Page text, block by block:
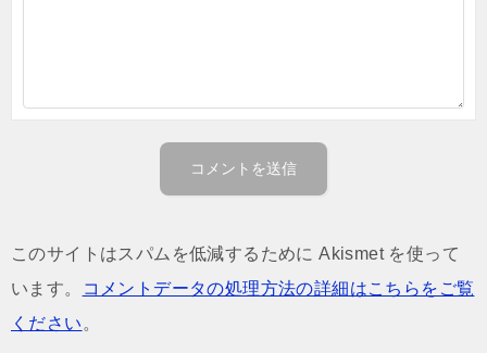
このサイトはスパムを低減するために Akismet を使って
います。
コメントデータの処理方法の詳細はこちらをご覧
ください 。